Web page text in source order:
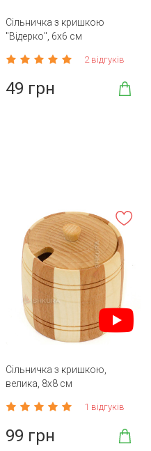
Сільничка з кришкою
"Відерко", 6х6 см
2 відгуків
49 грн
Сільничка з кришкою,
велика, 8х8 см
1 відгуків
99 грн